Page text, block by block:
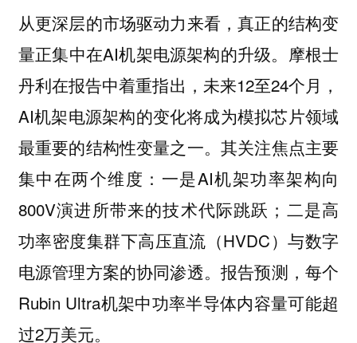
从更深层的市场驱动力来看，真正的结构变
量正集中在AI机架电源架构的升级。摩根士
丹利在报告中着重指出，未来12至24个月，
AI机架电源架构的变化将成为模拟芯片领域
最重要的结构性变量之一。其关注焦点主要
集中在两个维度：一是AI机架功率架构向
800V演进所带来的技术代际跳跃；二是高
功率密度集群下高压直流（HVDC）与数字
电源管理方案的协同渗透。报告预测，每个
Rubin Ultra机架中功率半导体内容量可能超
过2万美元。